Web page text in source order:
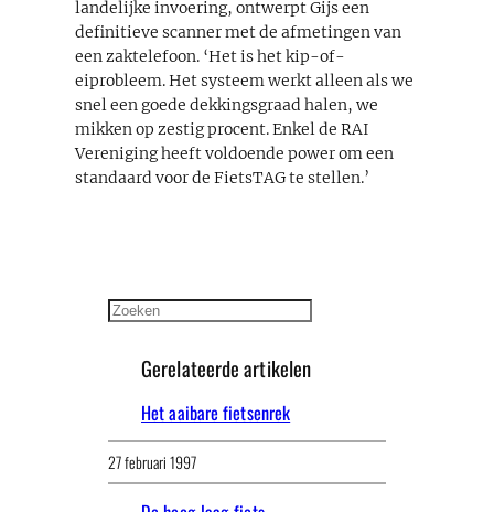
landelijke invoering, ontwerpt Gijs een
definitieve scanner met de afmetingen van
een zaktelefoon. ‘Het is het kip-of-
eiprobleem. Het systeem werkt alleen als we
snel een goede dekkingsgraad halen, we
mikken op zestig procent. Enkel de RAI
Vereniging heeft voldoende power om een
standaard voor de FietsTAG te stellen.’
Zoeken
Gerelateerde artikelen
Het aaibare fietsenrek
27 februari 1997